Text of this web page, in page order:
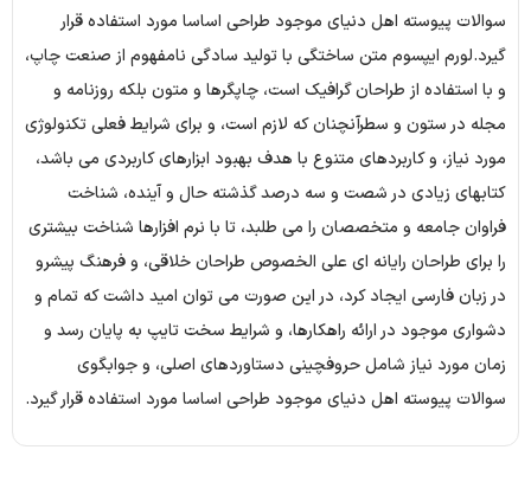
سوالات پیوسته اهل دنیای موجود طراحی اساسا مورد استفاده قرار
گیرد.لورم ایپسوم متن ساختگی با تولید سادگی نامفهوم از صنعت چاپ،
و با استفاده از طراحان گرافیک است، چاپگرها و متون بلکه روزنامه و
مجله در ستون و سطرآنچنان که لازم است، و برای شرایط فعلی تکنولوژی
مورد نیاز، و کاربردهای متنوع با هدف بهبود ابزارهای کاربردی می باشد،
کتابهای زیادی در شصت و سه درصد گذشته حال و آینده، شناخت
فراوان جامعه و متخصصان را می طلبد، تا با نرم افزارها شناخت بیشتری
را برای طراحان رایانه ای علی الخصوص طراحان خلاقی، و فرهنگ پیشرو
در زبان فارسی ایجاد کرد، در این صورت می توان امید داشت که تمام و
دشواری موجود در ارائه راهکارها، و شرایط سخت تایپ به پایان رسد و
زمان مورد نیاز شامل حروفچینی دستاوردهای اصلی، و جوابگوی
سوالات پیوسته اهل دنیای موجود طراحی اساسا مورد استفاده قرار گیرد.